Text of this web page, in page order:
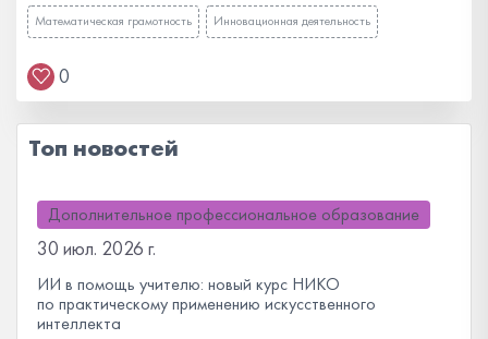
Математическая грамотность Инновационная деятельность
0
Топ новостей
Дополнительное профессиональное образование
30 июл. 2026 г.
ИИ в помощь учителю: новый курс НИКО
по практическому применению искусственного
интеллекта